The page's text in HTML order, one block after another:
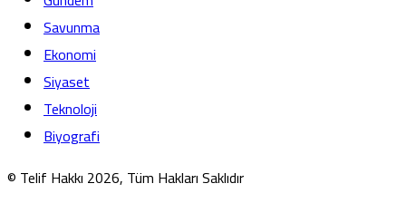
Savunma
Ekonomi
Siyaset
Teknoloji
Biyografi
© Telif Hakkı 2026, Tüm Hakları Saklıdır